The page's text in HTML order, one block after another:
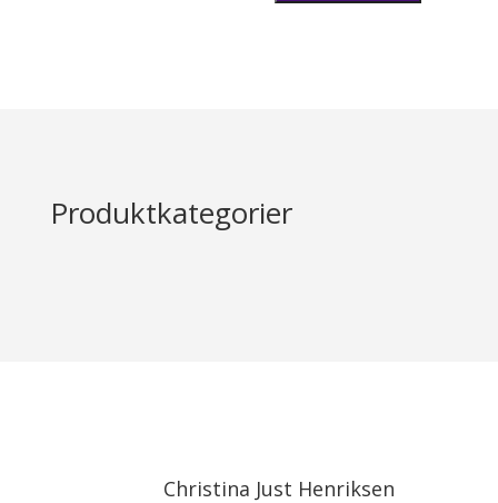
Produktkategorier
Christina Just Henriksen